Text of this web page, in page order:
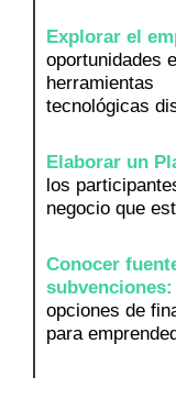
Explorar el
oportunidades
herramientas
tecnológicas
Elaborar un
los
negocio que
Conocer
subvenciones:
opciones de
para